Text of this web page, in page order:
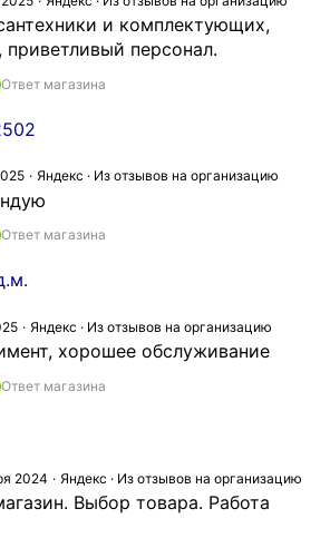
и комплектующих,
персонал.
Ответ магазина
Яндекс · Из отзывов на организацию
Ответ магазина
Яндекс · Из отзывов на организацию
хорошее обслуживание
Ответ магазина
2024
Яндекс · Из отзывов на организацию
Выбор товара. Работа